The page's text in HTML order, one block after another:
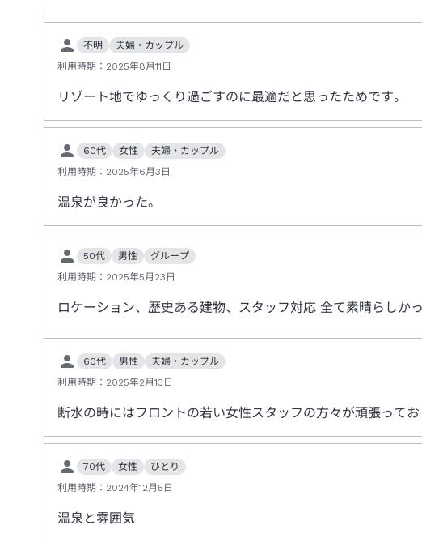
不明
夫婦・カップル
利用時期： 2025年8月11日
リゾート地でゆっくり過ごすのに最適だと思ったためです。
60代 女性
夫婦・カップル
利用時期： 2025年6月3日
温泉が良かった。
50代 男性
グループ
利用時期： 2025年5月23日
ロケーション、歴史ある建物、スタッフ対応 全て素晴らしか
60代 男性
夫婦・カップル
利用時期： 2025年2月13日
断水の時にはフロントの若い女性スタッフの方々が頑張って
70代 女性
ひとり
利用時期： 2024年12月5日
温泉と雰囲気